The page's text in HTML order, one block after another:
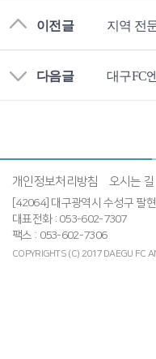
이전글
다음글
개인정보처리방침 오시는 길
[42064] 대구광역시 수성구 팔
대표전화 : 053-602-7307
팩스 : 053-602-7306
COPYRIGHTS (C) 2017 DAEGU FC